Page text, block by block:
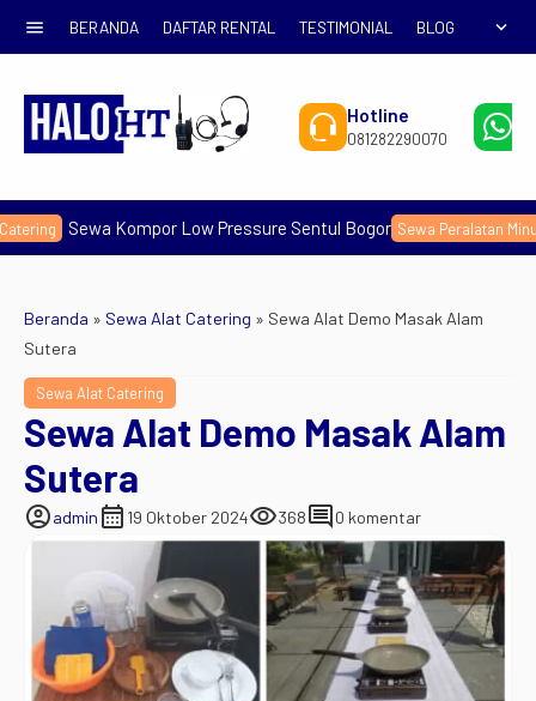
menu BERANDA DAFTAR RENTAL TESTIMONIAL BLOG expand_more
Hotline
081282290070
Kompor Low Pressure Sentul Bogor Sewa Peralatan Minum Rental
Beranda » Sewa Alat Catering » Sewa Alat Demo Masak Alam
Sutera
Sewa Alat Catering
Sewa Alat Demo Masak Alam
Sutera
account_circleadmin calendar_month 19 Oktober 2024visibility368comment0 komentar